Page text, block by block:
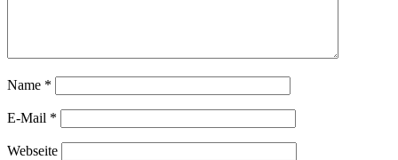
Name *
E-Mail *
Webseite